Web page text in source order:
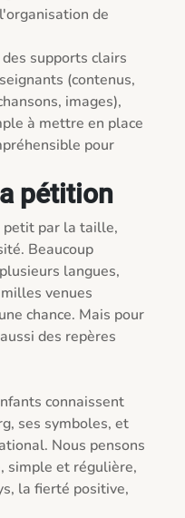
de
supports clairs
(contenus,
images),
à mettre en place
pour
pétition
petit par la taille,
Beaucoup
langues,
venues
chance. Mais pour
des repères
connaissent
ses symboles, et
Nous pensons
simple et régulière,
la fierté positive,